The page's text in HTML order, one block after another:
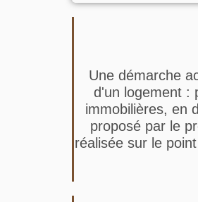
Une démarche
d'un logement :
immobilières, en
proposé par le
réalisée sur le